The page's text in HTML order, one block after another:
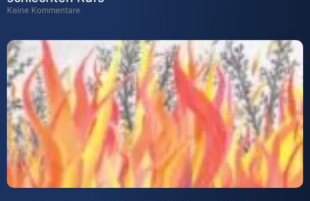
Keine Kommentare